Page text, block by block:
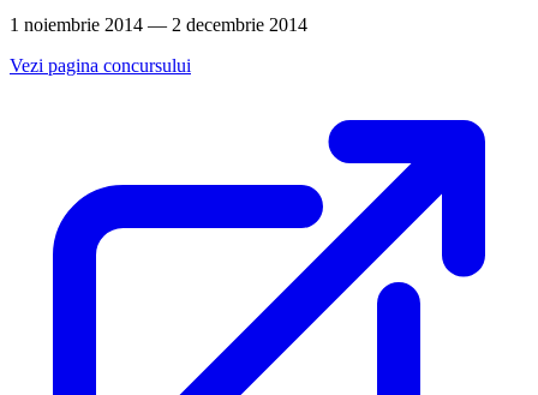
1 noiembrie 2014 — 2 decembrie 2014
Vezi pagina concursului